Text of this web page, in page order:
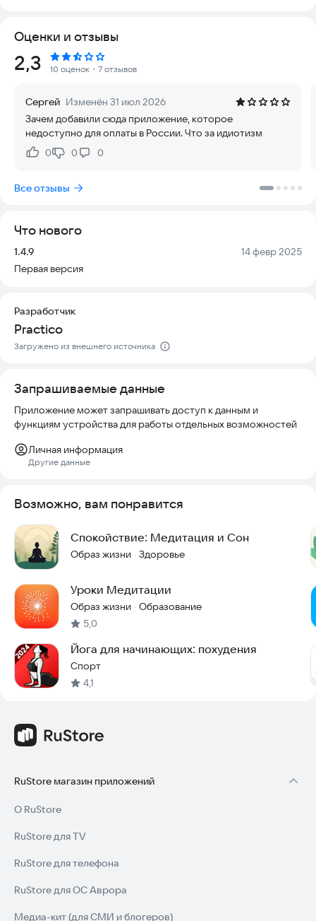
Приложение безопасно, удобно и актуально. Оно работает
стабильно, не требует сложных настроек и подходит для
любого уровня подготовки. Вы можете использовать его в
любое время, даже без интернета, если скачали материалы
интуитивно понятен, что исключает риск ошибок при
использовании.
Ежедневная медитация помогает справиться со стрессом,
улучшает качество сна и повышает работоспособность.
счастливее и осознаннее. Короткие уроки и тематические
каждый день.
Скачайте приложение, найдите тихое место, сядьте
поудобнее и слушайте уроки приятным голосом гида под
задания и станете менее внимательны к дороге и
окружающим событиям, что может быть небезопасно.
Оценки и отзывы
Рейтинг:
2,3 10 оценок ・7 отзывов
Сергей Изменён 31 июл 2026
Зачем добавили сюда приложение, которое
недоступно для оплаты в России. Что за идиотизм
Нравится:
0Не нравится:
0 0
Все отзывы
Что нового
Версия:
1.4.9 Дата:
14 февр 2025
Первая версия
Разработчик
Practico
Загружено из внешнего источника
Запрашиваемые данные
Приложение может запрашивать доступ к данным и
функциям устройства для работы отдельных возможностей
Личная информация
Другие данные
Возможно, вам понравится
Спокойствие: Медитация и Сон
Образ жизни · Здоровье
Уроки Медитации
Образ жизни · Образование
5,0
Йога для начинающих: похудения
Спорт
4,1
RuStore магазин приложений
О RuStore
RuStore для TV
RuStore для телефона
RuStore для ОС Аврора
Медиа-кит (для СМИ и блогеров)